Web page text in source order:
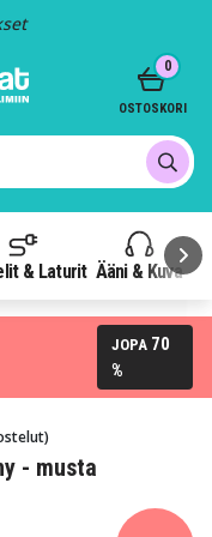
& Laturit Ääni & Kuva
0
OSTOSKORI
JOPA 70
%
- musta